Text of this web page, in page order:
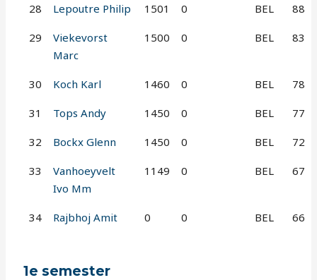
28 Lepoutre Philip 1501 0 BEL 88
29
Viekevorst
Marc
1500 0 BEL 83
30 Koch Karl 1460 0 BEL 78
31 Tops Andy 1450 0 BEL 77
32 Bockx Glenn 1450 0 BEL 72
33
Vanhoeyvelt
Ivo Mm
1149 0 BEL 67
34 Rajbhoj Amit 0 0 BEL 66
1e semester